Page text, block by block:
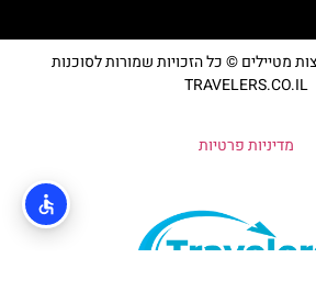
מטיילים © כל הזכויות שמורות לסוכנות
TRAVELERS.CO.IL
מדיניות פרטיות